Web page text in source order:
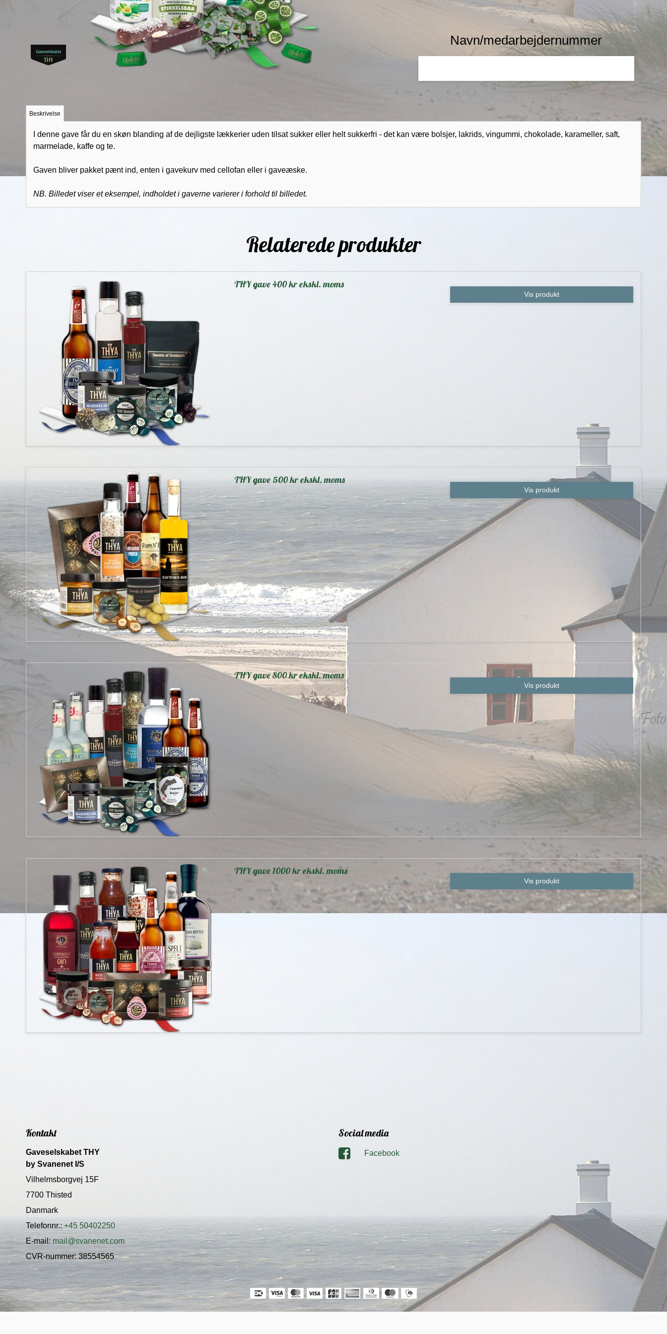
Navn/medarbejdernummer
Beskrivelse
I denne gave får du en skøn blanding af de dejligste lækkerier uden tilsat sukker eller helt sukkerfri - det kan være bolsjer, lakrids, vingummi, chokolade, karameller, saft,
marmelade, kaffe og te.
Gaven bliver pakket pænt ind, enten i gavekurv med cellofan eller i gaveæske.
NB. Billedet viser et eksempel, indholdet i gaverne varierer i forhold til billedet.
Relaterede produkter
THY gave 400 kr ekskl. moms
Vis produkt
THY gave 500 kr ekskl. moms
Vis produkt
THY gave 800 kr ekskl. moms
Vis produkt
THY gave 1000 kr ekskl. moms
Vis produkt
Kontakt
Gaveselskabet THY
by Svanenet I/S
Vilhelmsborgvej 15F
7700 Thisted
Danmark
Telefonnr.: +45 50402250
E-mail : mail@svanenet.com
CVR-nummer:38554565
Social media
Facebook